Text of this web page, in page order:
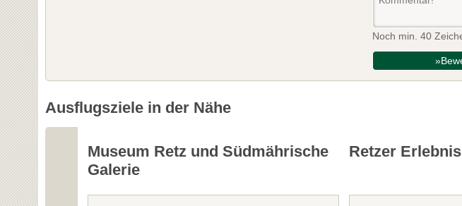
Noch min. 40
Ausflugsziele in der Nähe
Museum Retz und Südmährische
Galerie
Retzer